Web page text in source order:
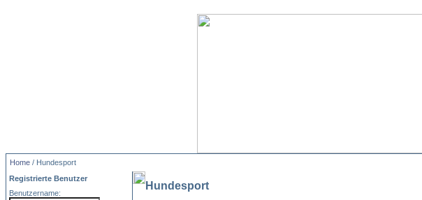
Home / Hundesport
Registrierte Benutzer
Benutzername:
Hundesport